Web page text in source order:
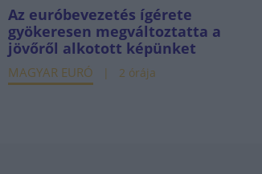
Az euróbevezetés ígérete
gyökeresen megváltoztatta a
jövőről alkotott képünket
MAGYAR EURÓ 2 órája